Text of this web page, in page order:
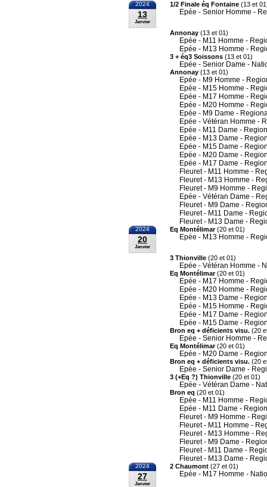
2024
13
Janvier
1/2 Finale éq Fontaine (13 et
Epée - Senior Homme -
Annonay (13 et 01)
Epée - M11 Homme -
Epée - M13 Homme -
3 + éq3 Soissons (13 et 01)
Epée - Senior Dame -
Annonay (13 et 01)
Epée - M9 Homme -
Epée - M15 Homme -
Epée - M17 Homme -
Epée - M20 Homme -
Epée - M9 Dame -
Epée - Vétéran Homme -
Epée - M11 Dame -
Epée - M13 Dame -
Epée - M15 Dame -
Epée - M20 Dame -
Epée - M17 Dame -
Fleuret - M11 Homme -
Fleuret - M13 Homme -
Fleuret - M9 Homme -
Epée - Vétéran Dame -
Fleuret - M9 Dame -
Fleuret - M11 Dame -
Fleuret - M13 Dame -
2024
20
Janvier
Eq Montélimar(20 et 01)
Epée - M13 Homme -
3 Thionville (20 et 01)
Epée - Vétéran Homme -
Eq Montélimar(20 et 01)
Epée - M17 Homme -
Epée - M20 Homme -
Epée - M13 Dame -
Epée - M15 Homme -
Epée - M17 Dame -
Epée - M15 Dame -
Bron eq + déficients visu. (20
Epée - Senior Homme -
Eq Montélimar(20 et 01)
Epée - M20 Dame -
Bron eq + déficients visu. (20
Epée - Senior Dame -
3 (+Eq ?) Thionville (20 et 01)
Epée - Vétéran Dame -
Bron eq (20 et 01)
Epée - M11 Homme -
Epée - M11 Dame -
Fleuret - M9 Homme -
Fleuret - M11 Homme -
Fleuret - M13 Homme -
Fleuret - M9 Dame -
Fleuret - M11 Dame -
Fleuret - M13 Dame -
2024
27
Janvier
2 Chaumont (27 et 01)
Epée - M17 Homme -